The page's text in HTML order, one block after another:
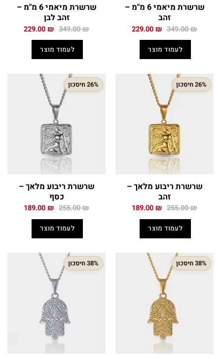
שרשרת מיאמי 6 מ"מ –
זהב
349.00₪ המחיר
349.00 ₪.
229.00 ₪ המחיר
לעמוד מוצר
שרשרת מיאמי 6 מ"מ –
זהב לבן
349.00₪ המחיר
349.00 ₪.
229.00 ₪ המחיר
לעמוד מוצר
26% חיסכון
שרשרת ריבוע מלאך –
זהב
255.00₪ המחיר
255.00 ₪.
189.00 ₪ המחיר
לעמוד מוצר
26% חיסכון
שרשרת ריבוע מלאך –
כסף
255.00₪ המחיר
255.00 ₪.
189.00 ₪ המחיר
לעמוד מוצר
38% חיסכון 38% חיסכון